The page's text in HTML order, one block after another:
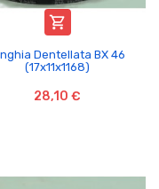

Dentellata BX 46
(17x11x1168)
28,10 €